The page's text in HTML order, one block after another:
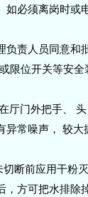
必须离岗时或
责人员同意和
限位开关等安
门外把手、 头
常噪声， 较
断前应用干粉灭
方可把水排除